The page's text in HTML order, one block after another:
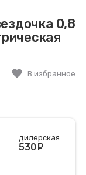
0,8
favorite В избранное
дилерская
530